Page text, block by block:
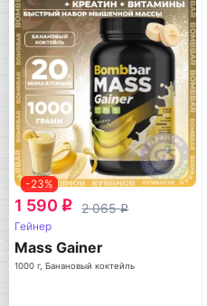
-23%
1 590 q 2 065q
Гейнер
Mass Gainer
1000 г, Банановый коктейль